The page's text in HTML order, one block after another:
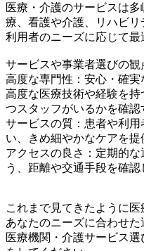
医療・介護のサービスは
療、看護や介護、リハビ
利用者のニーズに応じて最
サービスや事業者選びの観
高度な専門性：安心・確実
高度な医療技術や経験を
つスタッフがいるかを確認
サービスの質：患者や利
い、きめ細やかなケアを
アクセスの良さ：定期的
う、距離や交通手段を確
これまで見てきたように医
あなたのニーズに合わせた
医療機関・介護サービス